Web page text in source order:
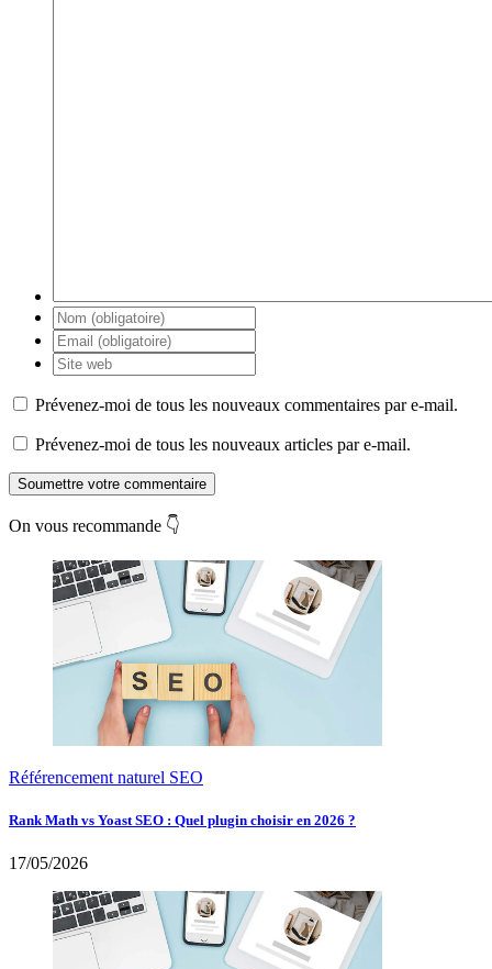
Prévenez-moi de tous les nouveaux commentaires par e-mail.
Prévenez-moi de tous les nouveaux articles par e-mail.
Soumettre votre commentaire
On vous recommande 👇
Référencement naturel SEO
Rank Math vs Yoast SEO : Quel plugin choisir en 2026 ?
17/05/2026